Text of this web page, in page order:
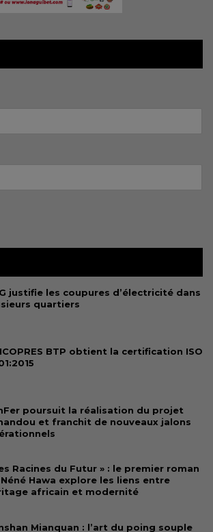
justifie les coupures d’électricité dans
quartiers
BTP obtient la certification ISO
poursuit la réalisation du projet
et franchit de nouveaux jalons
Racines du Futur » : le premier roman
Hawa explore les liens entre
africain et modernité
Mianquan : l’art du poing souple